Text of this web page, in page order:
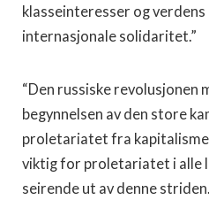
klasseinteresser og
internasjonale solidaritet.”
“Den russiske revolusjonen
begynnelsen av den store
proletariatet fra
viktig for proletariatet i alle
seirende ut av denne